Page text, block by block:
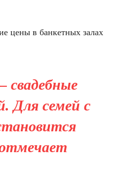
цены в банкетных залах
свадебные
Для семей с